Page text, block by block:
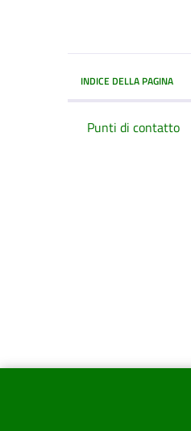
INDICE DELLA PAGINA
Punti di contatto